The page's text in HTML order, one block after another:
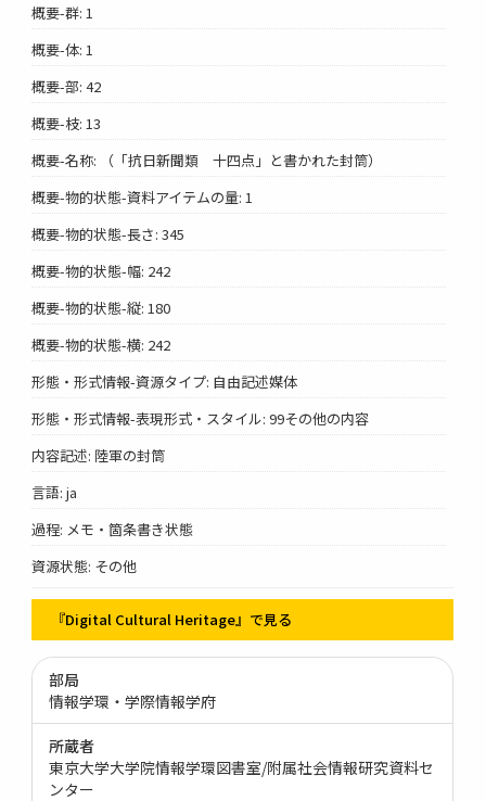
概要-群: 1
概要-体: 1
概要-部: 42
概要-枝: 13
概要-名称: （「抗日新聞類 十四点」と書かれた封筒）
概要-物的状態-資料アイテムの量: 1
概要-物的状態-長さ: 345
概要-物的状態-幅: 242
概要-物的状態-縦: 180
概要-物的状態-横: 242
形態・形式情報-資源タイプ: 自由記述媒体
形態・形式情報-表現形式・スタイル: 99その他の内容
内容記述: 陸軍の封筒
言語: ja
過程: メモ・箇条書き状態
資源状態: その他
『Digital Cultural Heritage』で見る
部局
情報学環・学際情報学府
所蔵者
東京大学大学院情報学環図書室/附属社会情報研究資料セ
ンター